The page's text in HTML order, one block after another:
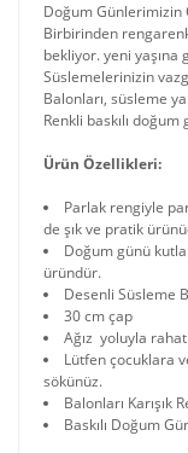
Doğum Günlerimizin
Birbirinden
bekliyor. yeni
Süslemelerinizin
Balonları, süsleme
Renkli baskılı
Ürün Özellikleri:
Parlak rengiyle
de şık ve pratik
Doğum günü
üründür.
Desenli Süsleme
30 cm çap
Ağız yoluyla
Lütfen çocuklara
sökünüz.
Balonları Karışık
Baskılı Doğum